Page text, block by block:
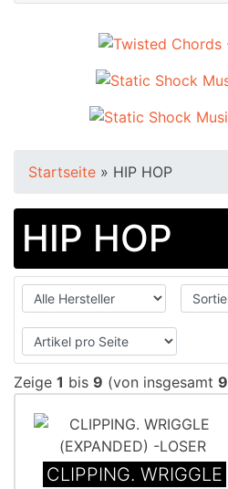
Startseite » HIP HOP
HIP HOP
Zeige 1 bis 9 (von insgesamt 9
CLIPPING. WRIGGLE